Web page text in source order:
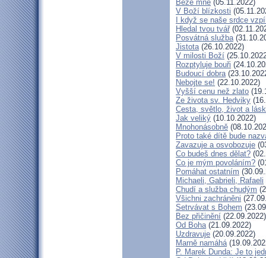
Beze mne (05.11.2022)
V Boží blízkosti
I když se naše srdce
Hledal tvou tvář
Posvátná služba
Jistota(26.10.2022)
V milosti Boží
Rozptyluje bouři
Budoucí dobra
Nebojte se! (22.10.2022)
Vyšší cenu než zlato
Ze života sv. Hedviky
Cesta, světlo, život a
Jak veliký (10.10.2022)
Mnohonásobně
Proto také dítě bude
Zavazuje a osvobozuje
Co budeš dnes dělat?
Co je mým povoláním?
Pomáhat ostatním
Michaeli, Gabrieli, Rafaeli
Chudí a služba chudým
Všichni zachráněni
Setrvávat s Bohem
Bez přičinění (22.09.2022)
Od Boha(21.09.2022)
Uzdravuje (20.09.2022)
Marně namáhá
P. Marek Dunda: Je to